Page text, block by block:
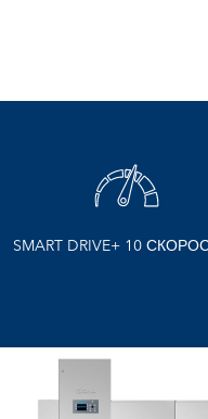
SMART DRIVE+ 10